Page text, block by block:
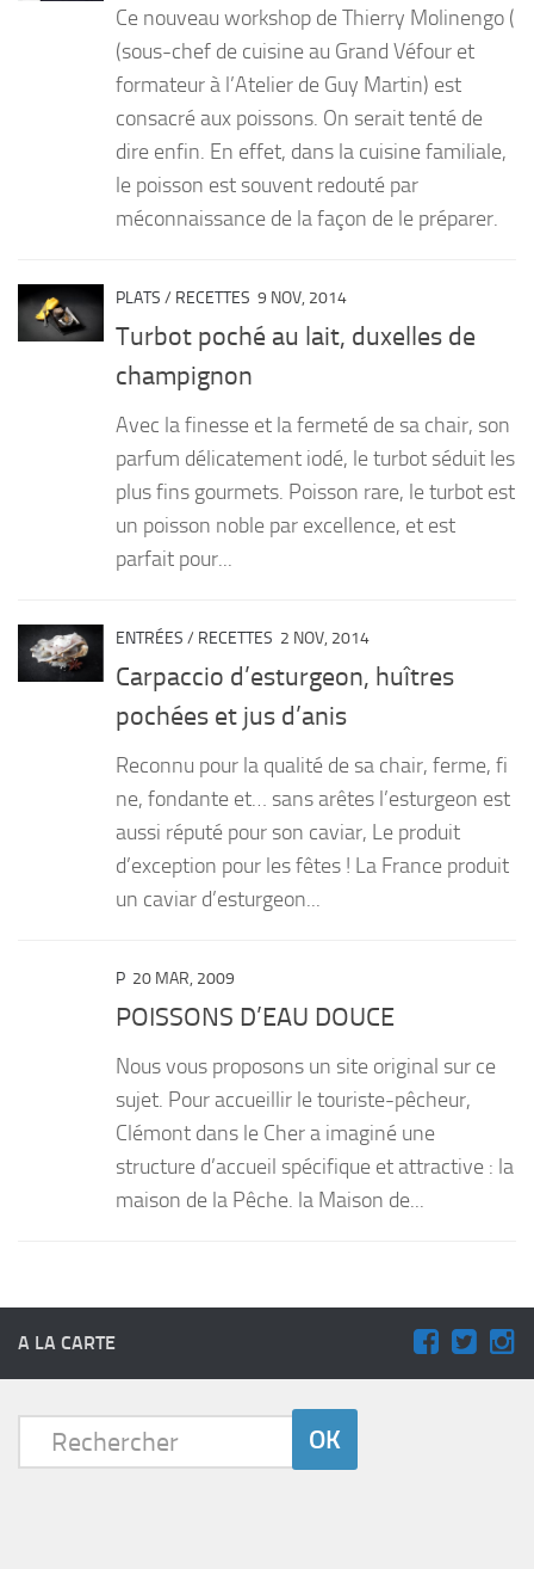
Ce nouveau workshop de Thierry Molinengo (
(sous-chef de cuisine au Grand Véfour et
formateur à l’Atelier de Guy Martin) est
consacré aux poissons. On serait tenté de
dire enfin. En effet, dans la cuisine familiale,
le poisson est souvent redouté par
méconnaissance de la façon de le préparer.
PLATS / RECETTES 9 NOV, 2014
Turbot poché au lait, duxelles de
champignon
Avec la finesse et la fermeté de sa chair, son
parfum délicatement iodé, le turbot séduit les
plus fins gourmets. Poisson rare, le turbot est
un poisson noble par excellence, et est
parfait pour...
ENTRÉES / RECETTES 2 NOV, 2014
Carpaccio d’esturgeon, huîtres
pochées et jus d’anis
Reconnu pour la qualité de sa chair, ferme, fi
ne, fondante et… sans arêtes l’esturgeon est
aussi réputé pour son caviar, Le produit
d’exception pour les fêtes ! La France produit
un caviar d’esturgeon...
P 20 MAR, 2009
POISSONS D’EAU DOUCE
Nous vous proposons un site original sur ce
sujet. Pour accueillir le touriste-pêcheur,
Clémont dans le Cher a imaginé une
structure d’accueil spécifique et attractive : la
maison de la Pêche. la Maison de...
A LA CARTE